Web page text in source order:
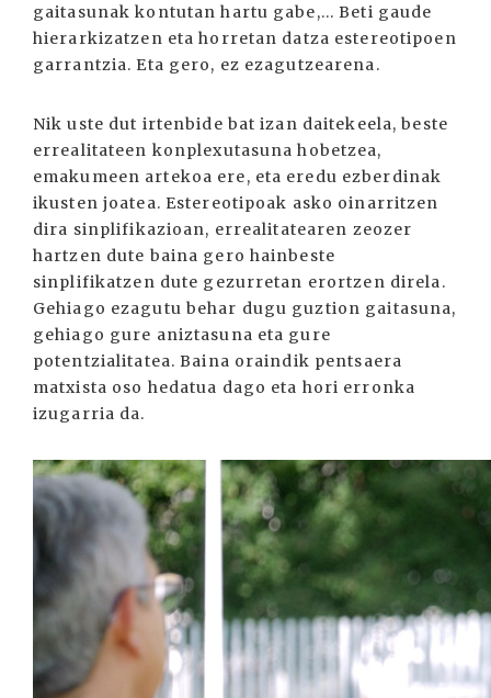
gaitasunak kontutan hartu gabe,... Beti gaude
hierarkizatzen eta horretan datza estereotipoen
garrantzia. Eta gero, ez ezagutzearena.
Nik uste dut irtenbide bat izan daitekeela, beste
errealitateen konplexutasuna hobetzea,
emakumeen artekoa ere, eta eredu ezberdinak
ikusten joatea. Estereotipoak asko oinarritzen
dira sinplifikazioan, errealitatearen zeozer
hartzen dute baina gero hainbeste
sinplifikatzen dute gezurretan erortzen direla.
Gehiago ezagutu behar dugu guztion gaitasuna,
gehiago gure aniztasuna eta gure
potentzialitatea. Baina oraindik pentsaera
matxista oso hedatua dago eta hori erronka
izugarria da.